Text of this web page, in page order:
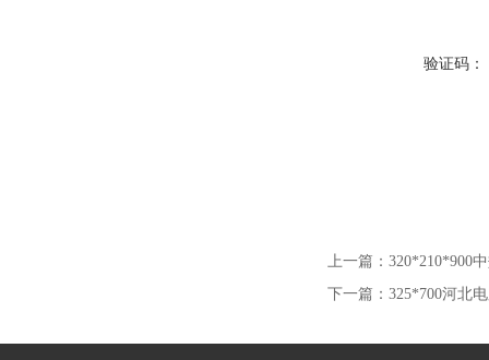
验证码：
上一篇： 320*210*900
下一篇： 325*700河北